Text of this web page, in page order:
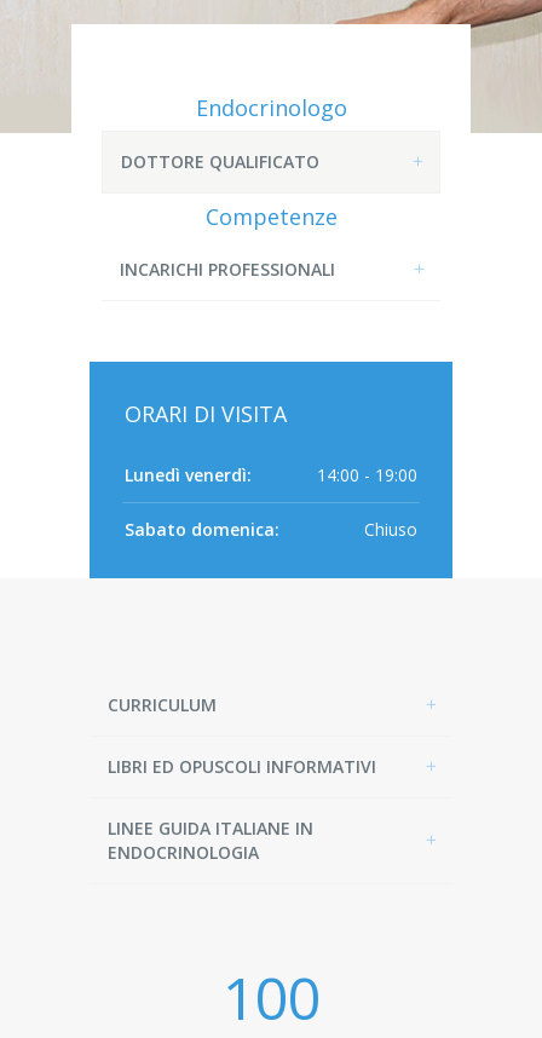
Endocrinologo
DOTTORE QUALIFICATO
Competenze
INCARICHI PROFESSIONALI
ORARI DI VISITA
Lunedì venerdì: 14:00 - 19:00
Sabato domenica: Chiuso
CURRICULUM
LIBRI ED OPUSCOLI INFORMATIVI
LINEE GUIDA ITALIANE IN
ENDOCRINOLOGIA
100